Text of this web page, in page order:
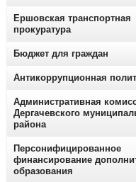
Ершовская транспортная
прокуратура
Бюджет для граждан
Антикоррупционная
Административная
Дергачевского
района
Персонифицированное
финансирование
образования